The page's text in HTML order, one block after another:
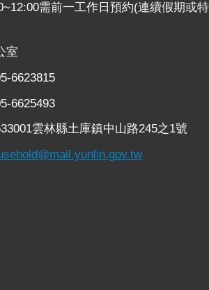
需前一工作日預約(連續假期或
室
6623815
6625493
雲林縣土庫鎮中山路245之1號